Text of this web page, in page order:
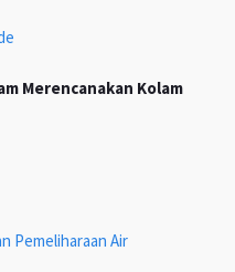
Merencanakan Kolam
Pemeliharaan Air